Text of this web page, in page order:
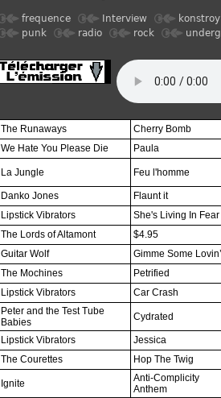
frequence Interview
konstroy
punk
radio rock
The Runaways
Cherry Bomb
We Hate You Please Die
Paula
La Jungle Feu l'homme
Danko Jones
Flaunt it
Lipstick Vibrators
She's Living In Fear
The Lords of Altamont
$4.95
Guitar Wolf
Gimme Some Lovin’
The Mochines
Petrified
Lipstick Vibrators
Car Crash
Peter and the Test Tube
Babies
Cydrated
Lipstick Vibrators
Jessica
The Courettes
Hop The Twig
Ignite
Anti-Complicity
Anthem